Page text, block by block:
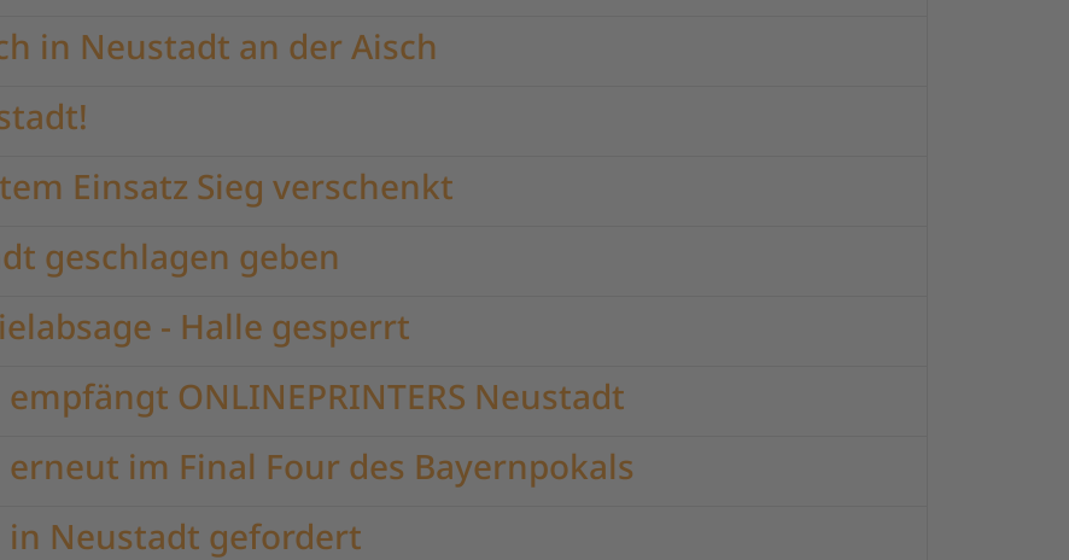
in Neustadt an der Aisch
Einsatz Sieg verschenkt
geschlagen geben
- Halle gesperrt
ONLINEPRINTERS Neustadt
im Final Four des Bayernpokals
in Neustadt gefordert